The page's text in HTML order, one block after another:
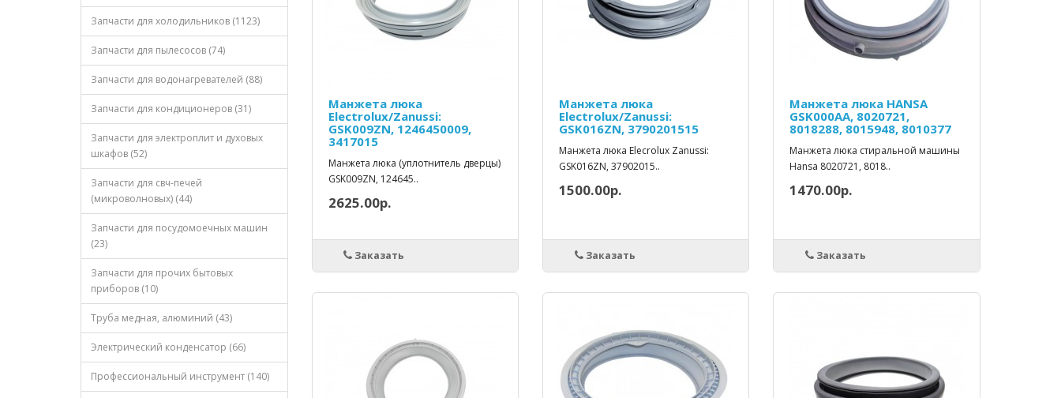
Запчасти для холодильников (1123)
Запчасти для пылесосов (74)
Запчасти для водонагревателей (88)
Запчасти для кондиционеров (31)
Запчасти для электроплит и духовых
шкафов (52)
Запчасти для свч-печей
(микроволновых) (44)
Запчасти для посудомоечных машин
(23)
Запчасти для прочих бытовых
приборов (10)
Труба медная, алюминий (43)
Электрический конденсатор (66)
Профессиональный инструмент (140)
Манжета люка
Electrolux/Zanussi:
GSK009ZN, 1246450009,
3417015
Манжета люка (уплотнитель дверцы)
GSK009ZN, 124645..
2625.00р.
Заказать
Манжета люка
Electrolux/Zanussi:
GSK016ZN, 3790201515
Манжета люка Elecrolux Zanussi:
GSK016ZN, 37902015..
1500.00р.
Заказать
Манжета люка HANSA
GSK000AA, 8020721,
8018288, 8015948, 8010377
Манжета люка стиральной машины
Hansa 8020721, 8018..
1470.00р.
Заказать